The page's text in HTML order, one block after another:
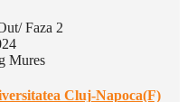
Faza 2
Mures
Cluj-Napoca(F)